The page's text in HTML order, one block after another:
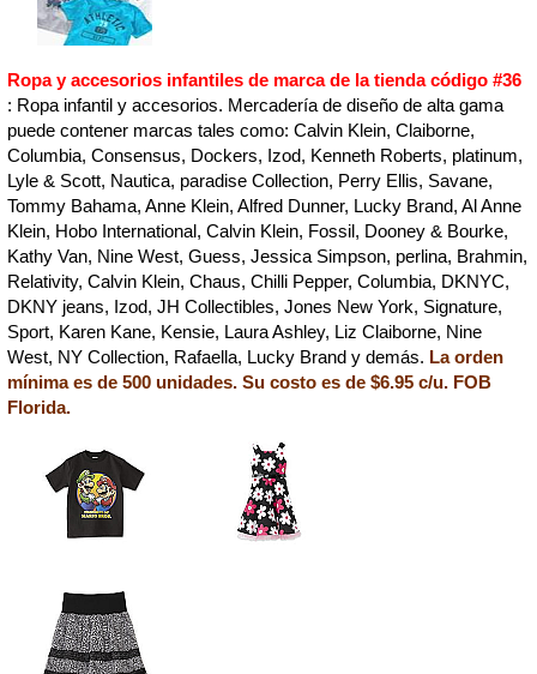
Ropa y accesorios infantiles de marca de la tienda código #36
: Ropa infantil y accesorios. Mercadería de diseño de alta gama
puede contener marcas tales como: Calvin Klein, Claiborne,
Columbia, Consensus, Dockers, Izod, Kenneth Roberts, platinum,
Lyle & Scott, Nautica, paradise Collection, Perry Ellis, Savane,
Tommy Bahama, Anne Klein, Alfred Dunner, Lucky Brand, Al Anne
Klein, Hobo International, Calvin Klein, Fossil, Dooney & Bourke,
Kathy Van, Nine West, Guess, Jessica Simpson, perlina, Brahmin,
Relativity, Calvin Klein, Chaus, Chilli Pepper, Columbia, DKNYC,
DKNY jeans, Izod, JH Collectibles, Jones New York, Signature,
Sport, Karen Kane, Kensie, Laura Ashley, Liz Claiborne, Nine
West, NY Collection, Rafaella, Lucky Brand y demás. La orden
mínima es de 500 unidades. Su costo es de $6.95 c/u. FOB
Florida.